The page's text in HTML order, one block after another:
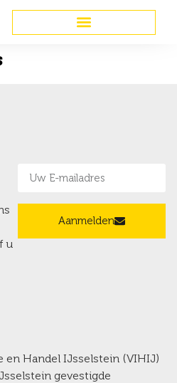
u
Aanmelden
en Handel IJsselstein (VIHIJ)
gevestigde